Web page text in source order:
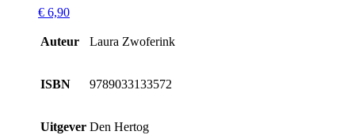
€ 6,90
Auteur Laura Zwoferink
ISBN 9789033133572
Uitgever Den Hertog